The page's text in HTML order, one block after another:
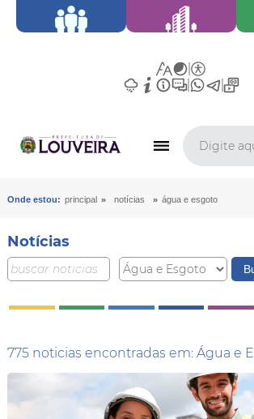
Onde estou: principal » notícias » água e esgoto
Notícias
775 noticias encontradas em: Água e